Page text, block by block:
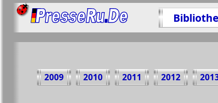
2009 2010 2011 2012